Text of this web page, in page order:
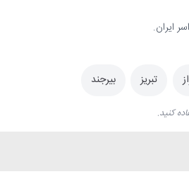
ایران.
تبریز بیرجند
کنید.